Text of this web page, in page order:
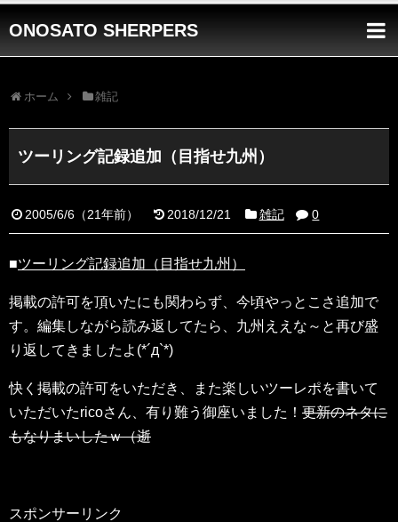
ONOSATO SHERPERS
ホーム 雑記
ツーリング記録追加（目指せ九州）
2005/6/6 （21年前） 2018/12/21 雑記 0
■ツーリング記録追加（目指せ九州）
掲載の許可を頂いたにも関わらず、今頃やっとこさ追加で
す。編集しながら読み返してたら、九州ええな～と再び盛
り返してきましたよ(*´д`*)
快く掲載の許可をいただき、また楽しいツーレポを書いて
いただいたricoさん、有り難う御座いました！ 更新のネタに
もなりまいしたｗ（逝
スポンサーリンク